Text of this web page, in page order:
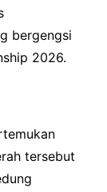
bergengsi
2026.
tersebut